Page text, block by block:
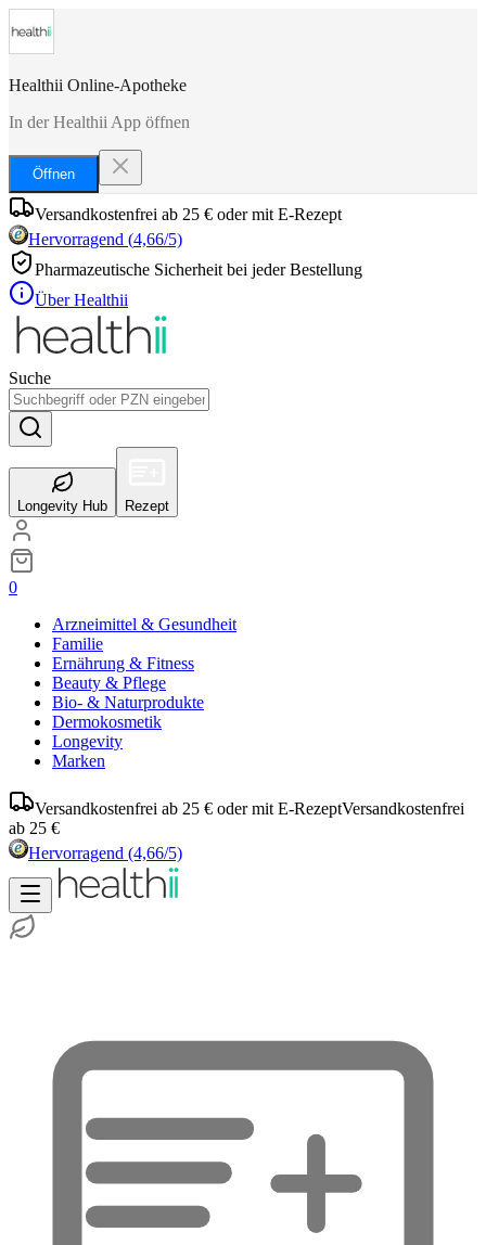
Healthii Online-Apotheke
In der Healthii App öffnen
Öffnen
Versandkostenfrei ab 25 € oder mit E-Rezept
Hervorragend (4,66/5)
Pharmazeutische Sicherheit bei jeder Bestellung
Über Healthii
Suche
Longevity Hub Rezept
0
Arzneimittel & Gesundheit
Familie
Ernährung & Fitness
Beauty & Pflege
Bio- & Naturprodukte
Dermokosmetik
Longevity
Marken
Versandkostenfrei ab 25 € oder mit E-RezeptVersandkostenfrei
ab 25 €
Hervorragend (4,66/5)